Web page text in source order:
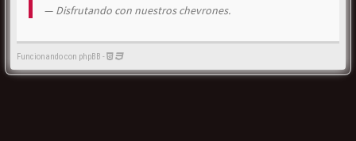
Disfrutando con nuestros chevrones.
Funcionando con phpBB -